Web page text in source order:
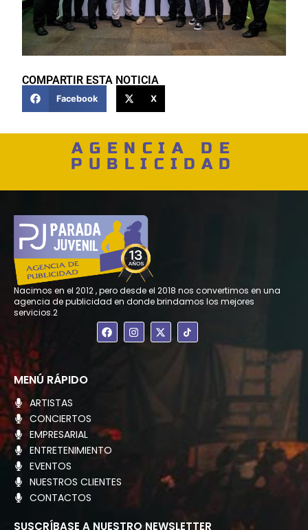
COMPARTIR ESTA NOTICIA
Facebook X
AGENCIA DE
PUBLICIDAD
Nacimos en el 2012 , pero desde el 2018 nos convertimos en una
agencia de publicidad en donde brindamos los mejores
servicios.2
F
a
c
I
n
s
X
-
t
MENÚ RÁPIDO
ARTISTAS
CONCIERTOS
EMPRESARIAL
ENTRETENIMIENTO
EVENTOS
NUESTROS CLIENTES
CONTACTOS
SUSCRÍBASE A NUESTRO NEWSLETTER